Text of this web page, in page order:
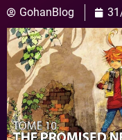
GohanBlog